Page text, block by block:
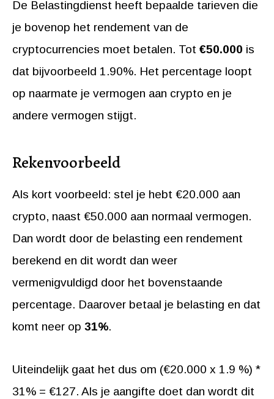
De Belastingdienst heeft bepaalde tarieven die
je bovenop het rendement van de
cryptocurrencies moet betalen. Tot €50.000 is
dat bijvoorbeeld 1.90%. Het percentage loopt
op naarmate je vermogen aan crypto en je
andere vermogen stijgt.
Rekenvoorbeeld
Als kort voorbeeld: stel je hebt €20.000 aan
crypto, naast €50.000 aan normaal vermogen.
Dan wordt door de belasting een rendement
berekend en dit wordt dan weer
vermenigvuldigd door het bovenstaande
percentage. Daarover betaal je belasting en dat
komt neer op 31%.
Uiteindelijk gaat het dus om (€20.000 x 1.9 %) *
31% = €127. Als je aangifte doet dan wordt dit